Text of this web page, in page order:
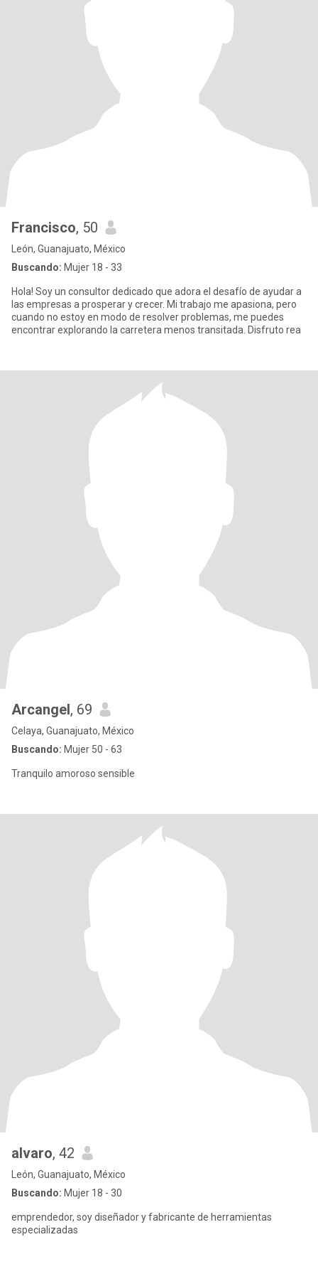
Francisco, 50
León, Guanajuato, México
Buscando: Mujer 18 - 33
Hola! Soy un consultor dedicado que adora el desafío de ayudar a
las empresas a prosperar y crecer. Mi trabajo me apasiona, pero
cuando no estoy en modo de resolver problemas, me puedes
encontrar explorando la carretera menos transitada. Disfruto rea
Arcangel, 69
Celaya, Guanajuato, México
Buscando: Mujer 50 - 63
Tranquilo amoroso sensible
alvaro, 42
León, Guanajuato, México
Buscando: Mujer 18 - 30
emprendedor, soy diseñador y fabricante de herramientas
especializadas